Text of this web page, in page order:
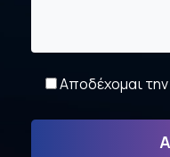
Αποδέχομαι την